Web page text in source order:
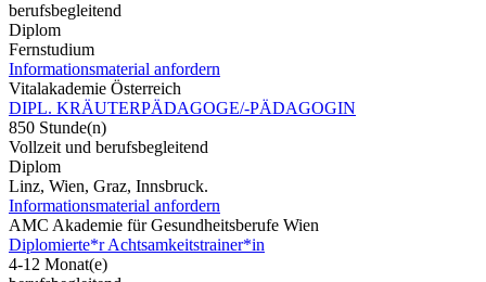
berufsbegleitend
Diplom
Fernstudium
Informationsmaterial anfordern
Vitalakademie Österreich
DIPL. KRÄUTERPÄDAGOGE/-PÄDAGOGIN
850 Stunde(n)
Vollzeit und berufsbegleitend
Diplom
Linz, Wien, Graz, Innsbruck.
Informationsmaterial anfordern
AMC Akademie für Gesundheitsberufe Wien
Diplomierte*r Achtsamkeitstrainer*in
4-12 Monat(e)